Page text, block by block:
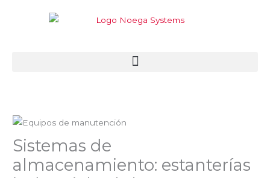
Sistemas de
almacenamiento: estanterías